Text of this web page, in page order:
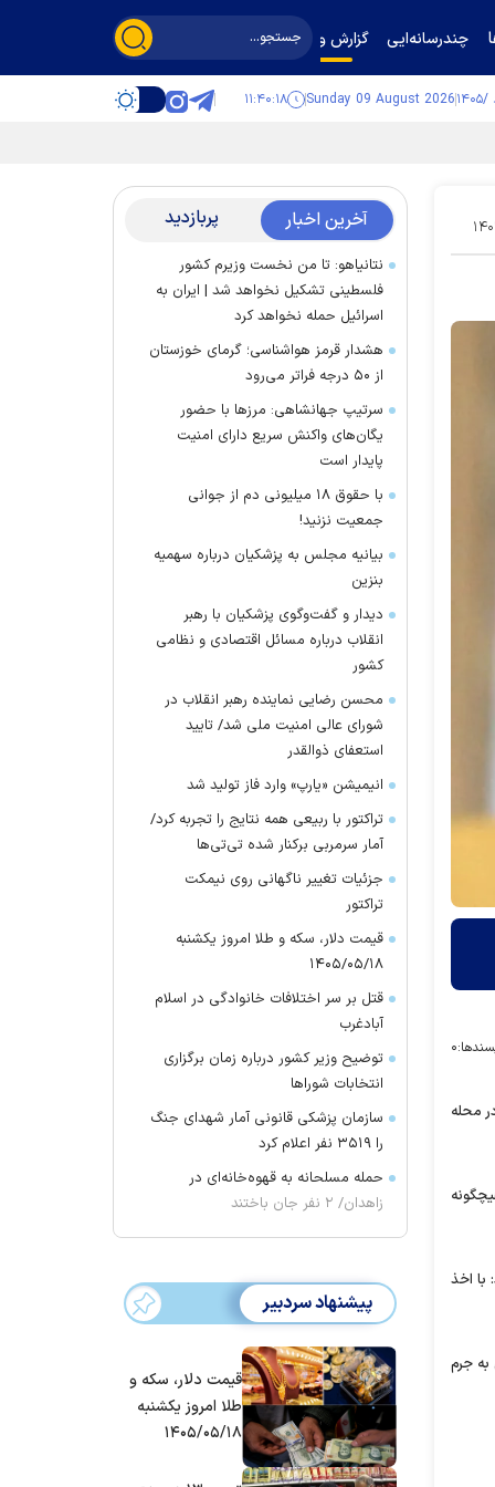
چندرسانه‌ایی گزارش و گفت‌وگو
Sunday 09 August 2026 ۱۱:۴۰:۱۹
۰۳
۰
غیر مجاز در محله
با اخذ
به جرم
آخرین اخبار پربازدید
نتانیاهو: تا من نخست وزیرم کشور
فلسطینی تشکیل نخواهد شد | ایران به
اسرائیل حمله نخواهد کرد
هشدار قرمز هواشناسی؛ گرمای خوزستان
از ۵۰ درجه فراتر می‌رود
سرتیپ جهانشاهی: مرز‌ها با حضور
یگان‌های واکنش سریع دارای امنیت
پایدار است
با حقوق ۱۸ میلیونی دم از جوانی
جمعیت نزنید!
بیانیه مجلس به پزشکیان درباره سهمیه
بنزین
دیدار و گفت‌وگوی پزشکیان با رهبر
انقلاب درباره مسائل اقتصادی و نظامی
کشور
محسن رضایی نماینده رهبر انقلاب در
شورای عالی امنیت ملی شد/ تایید
استعفای ذوالقدر
انیمیشن «یارپ» وارد فاز تولید شد
تراکتور با ربیعی همه نتایج را تجربه کرد/
آمار سرمربی برکنار شده تی‌تی‌ها
جزئیات تغییر ناگهانی روی نیمکت
تراکتور
قیمت دلار، سکه و طلا امروز یکشنبه
۱۴۰۵/۰۵/۱۸
قتل بر سر اختلافات خانوادگی در اسلام
آبادغرب
توضیح وزیر کشور درباره زمان برگزاری
انتخابات شورا‌ها
سازمان پزشکی قانونی آمار شهدای جنگ
را ۳۵۱۹ نفر اعلام کرد
حمله مسلحانه به قهوه‌خانه‌ای در
زاهدان/ ۲ نفر جان باختند
پیشنهاد سردبیر
قیمت دلار، سکه و
طلا امروز یکشنبه
۱۴۰۵/۰۵/۱۸